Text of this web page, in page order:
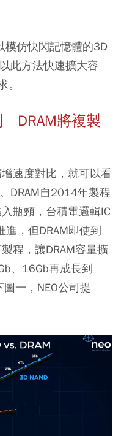
模仿快閃記憶體的3D
此方法快速擴大容
DRAM將複製
速度對比，就可以看
DRAM自2014年製程
瓶頸，台積電邏輯IC
，但DRAM即使到
程，讓DRAM容量擴
、16Gb再成長到
一，NEO公司提